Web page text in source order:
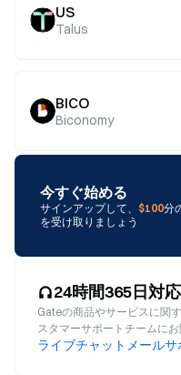
US
Talus
BICO
Biconomy
今すぐ始める
サインアップして、 $100分
を受け取りましょう
24時間365日対
Gateの商品やサービスに関
スタマーサポートチームにお
ライブチャット メールサ